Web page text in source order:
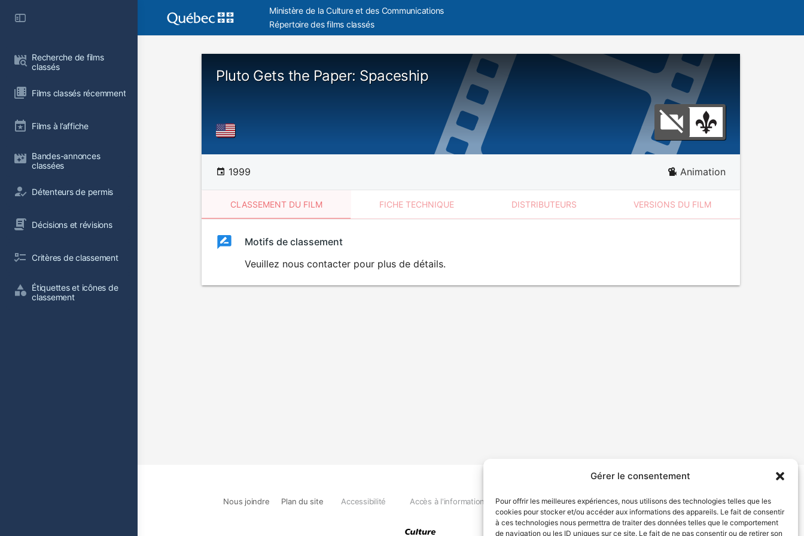
Gérer le consentement
Pour offrir les meilleures expériences, nous utilisons des technologies telles que les
cookies pour stocker et/ou accéder aux informations des appareils. Le fait de consentir
à ces technologies nous permettra de traiter des données telles que le comportement
de navigation ou les ID uniques sur ce site. Le fait de ne pas consentir ou de retirer son
Recherche de films
classés
Films classés récemment
Films à l’affiche
Bandes-annonces
classées
Détenteurs de permis
Décisions et révisions
Critères de classement
Étiquettes et icônes de
classement
Ministère de la Culture et des Communications
Répertoire des films classés
Pluto Gets the Paper: Spaceship
1999 Animation
CLASSEMENT DU FILM FICHE TECHNIQUE DISTRIBUTEURS VERSIONS DU FILM
ClassementClassement
Motifs de classement
Veuillez nous contacter pour plus de détails.
Nous joindre Plan du site Accessibilité Accès à l'information Déclaration de services Politique de confidentialité